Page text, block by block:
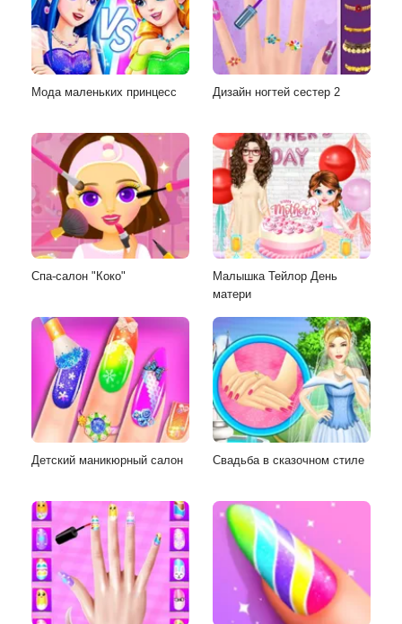
Мода маленьких принцесс Дизайн ногтей сестер 2
Спа-салон "Коко"
Малышка Тейлор День
матери
Детский маникюрный салон Свадьба в сказочном стиле